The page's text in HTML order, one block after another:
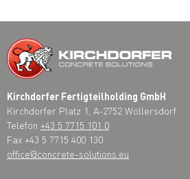
Kirchdorfer Fertigteilholding GmbH
Kirchdorfer Platz 1, A-2752 Wöllersdorf
Telefon +43 5 7715 101 0
Fax +43 5 7715 400 130
office@concrete-solutions.eu